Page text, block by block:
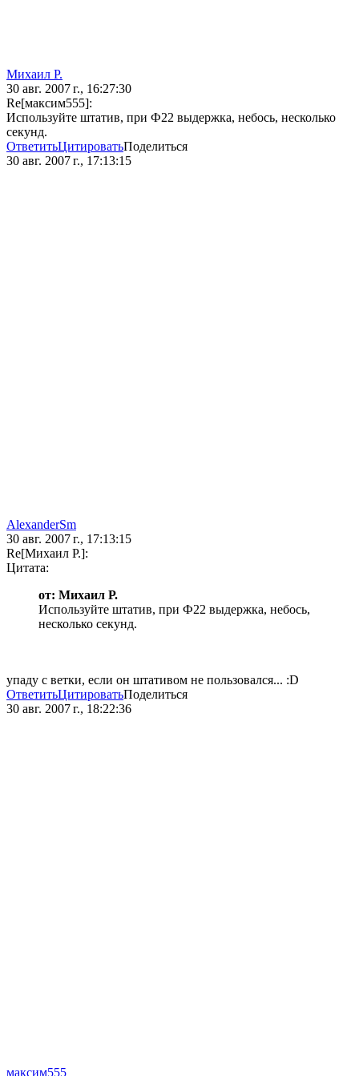
Михаил Р.
30 авг. 2007 г., 16:27:30
Re[максим555]:
Используйте штатив, при Ф22 выдержка, небось, несколько
секунд.
ОтветитьЦитироватьПоделиться
30 авг. 2007 г., 17:13:15
AlexanderSm
30 авг. 2007 г., 17:13:15
Re[Михаил Р.]:
Цитата:
от: Михаил Р.
Используйте штатив, при Ф22 выдержка, небось,
несколько секунд.
упаду с ветки, если он штативом не пользовался... :D
ОтветитьЦитироватьПоделиться
30 авг. 2007 г., 18:22:36
максим555